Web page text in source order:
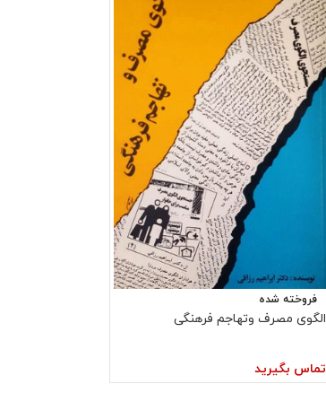
فروخته شده
الگوی مصرف وتهاجم فرهنگی
تماس بگیرید